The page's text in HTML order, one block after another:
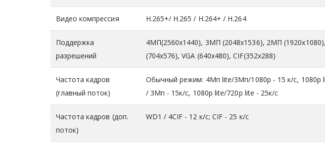
Видео компрессия H.265+/ H.265 / H.264+ / H.264
Поддержка
разрешений
4МП(2560х1440), 3MП (2048x1536), 2МП
(704x576), VGA (640x480), CIF(352x288)
Частота кадров
(главный поток)
Обычный режим: 4Мп lite/3Мп/1080p - 15 к/с, 1080p
/ 3Мп - 15к/с, 1080p lite/720p lite - 25к/с
Частота кадров (доп.
поток)
WD1 / 4CIF - 12 к/с; CIF - 25 к/с